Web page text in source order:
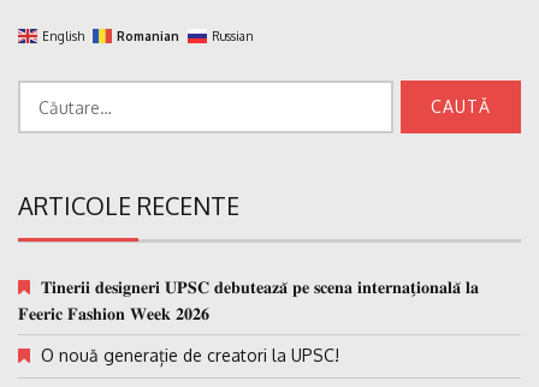
English Romanian Russian
după:
ARTICOLE RECENTE
𝐓𝐢𝐧𝐞𝐫𝐢𝐢 𝐝𝐞𝐬𝐢𝐠𝐧𝐞𝐫𝐢 𝐔𝐏𝐒𝐂 𝐝𝐞𝐛𝐮𝐭𝐞𝐚𝐳𝐚̆ 𝐩𝐞 𝐬𝐜𝐞𝐧𝐚 𝐢𝐧𝐭𝐞𝐫𝐧𝐚𝐭̗𝐢𝐨𝐧𝐚𝐥𝐚̆ 𝐥𝐚
𝐅𝐞𝐞𝐫𝐢𝐜 𝐅𝐚𝐬𝐡𝐢𝐨𝐧 𝐖𝐞𝐞𝐤 𝟐𝟎𝟐𝟔
O nouă generație de creatori la UPSC!